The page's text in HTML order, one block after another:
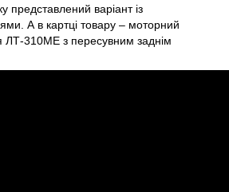
представлений варіант із
А в картці товару – моторний
ЛТ-310МЕ з пересувним заднім